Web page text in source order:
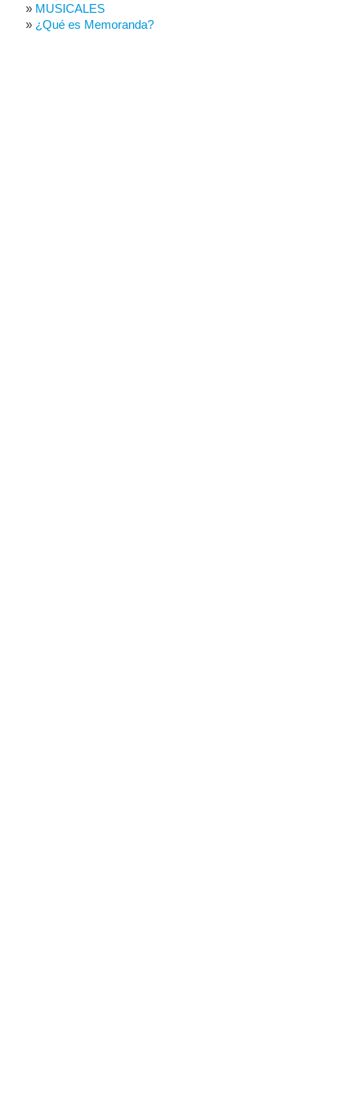
MUSICALES
¿Qué es Memoranda?